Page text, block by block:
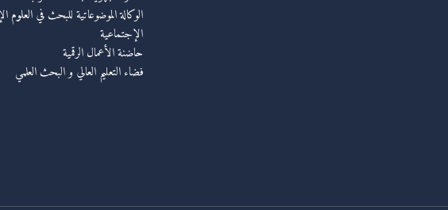
الوكالة الموضوعاتية للبحث في العلوم
الإجتماعية
حاضنة الأعمال الرقمية
فضاء التعليم العالي و البحث العلمي